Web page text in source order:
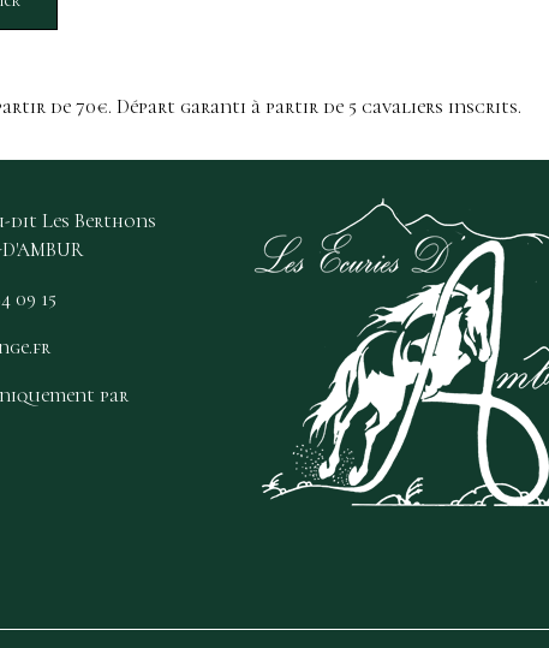
de 70€. Départ garanti à partir de 5 cavaliers inscrits.
dit Les Berthons
09 15
par